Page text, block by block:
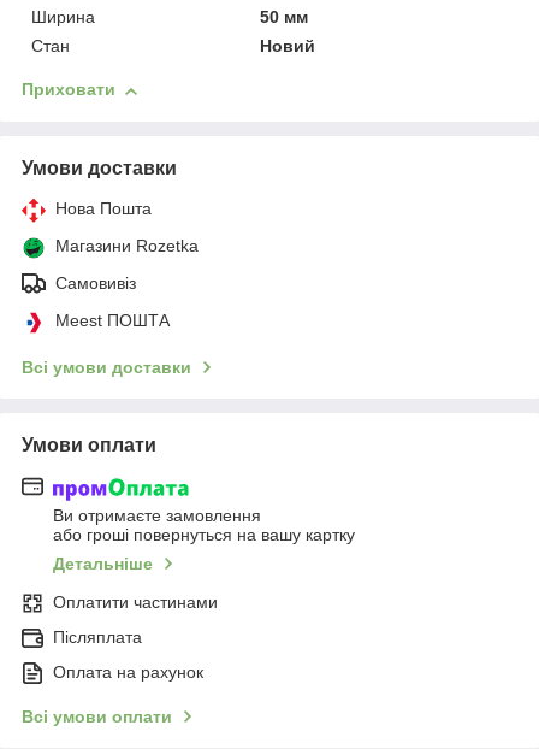
Ширина
50 мм
Стан
Новий
Приховати
Умови доставки
Нова Пошта
Магазини Rozetka
Самовивіз
Meest ПОШТА
Всі умови доставки
Умови оплати
Ви отримаєте замовлення
або гроші повернуться на вашу картку
Детальніше
Оплатити частинами
Післяплата
Оплата на рахунок
Всі умови оплати